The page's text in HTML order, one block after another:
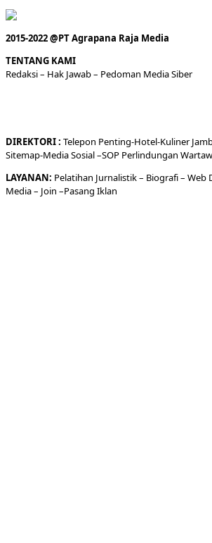
2015-2022 @PT Agrapana Raja Media
TENTANG KAMI
Redaksi– Hak Jawab – Pedoman Media Siber
DIREKTORI: Telepon Penting-Hotel-Kuliner
Sitemap-Media Sosial –SOP Perlindungan
LAYANAN: Pelatihan Jurnalistik – Biografi– Web
Media– Join –Pasang Iklan